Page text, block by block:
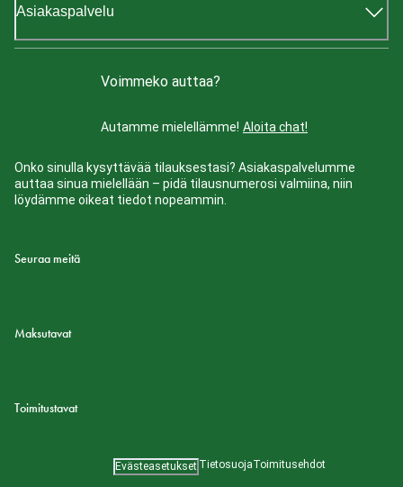
Asiakaspalvelu
Voimmeko auttaa?
Autamme mielellämme! Aloita chat!
Onko sinulla kysyttävää tilauksestasi? Asiakaspalvelumme
auttaa sinua mielellään – pidä tilausnumerosi valmiina, niin
löydämme oikeat tiedot nopeammin.
Seuraa meitä
Maksutavat
Toimitustavat
Evästeasetukset TietosuojaToimitusehdot